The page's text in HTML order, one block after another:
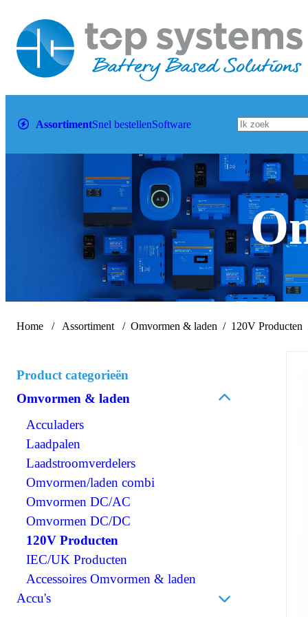
AssortimentSnel bestellenSoftware
Home Assortiment Omvormen & laden 120V Producten
Product categorieën
Omvormen & laden
Acculaders
Laadpalen
Laadstroomverdelers
Omvormen/laden combi
Omvormen DC/AC
Omvormen DC/DC
120V Producten
IEC/UK Producten
Accessoires Omvormen & laden
Accu's